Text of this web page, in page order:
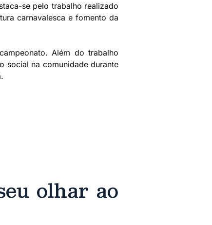
se pelo trabalho realizado
carnavalesca e fomento da
Além do trabalho
social na comunidade durante
olhar ao